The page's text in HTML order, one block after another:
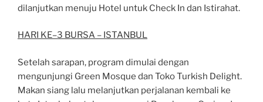
dilanjutkan menuju Hotel untuk Check In dan Istirahat.
HARI KE–3 BURSA – ISTANBUL
Setelah sarapan, program dimulai dengan
mengunjungi Green Mosque dan Toko Turkish Delight.
Makan siang lalu melanjutkan perjalanan kembali ke